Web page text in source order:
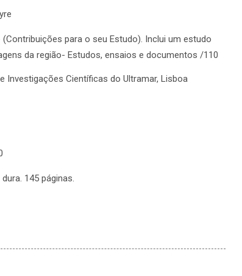
para o seu Estudo). Inclui um estudo
da região- Estudos, ensaios e documentos /110
Científicas do Ultramar, Lisboa
145 páginas.